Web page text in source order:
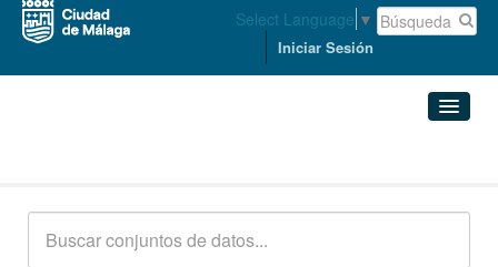
Select Language ▼
Iniciar Sesión